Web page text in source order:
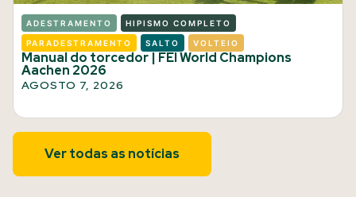
ADESTRAMENTO HIPISMO COMPLETO
PARADESTRAMENTO SALTO VOLTEIO
Manual do torcedor | FEI World Champions
Aachen 2026
AGOSTO 7, 2026
Ver todas as notícias